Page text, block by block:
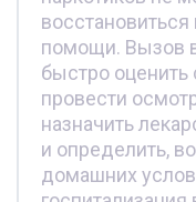
помощи. Вызов
быстро оценить
провести
назначить
и определить,
домашних